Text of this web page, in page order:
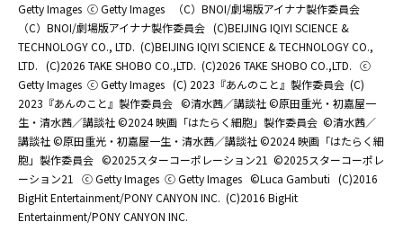
Getty Images ⓒ Getty Images
（C）BNOI/劇場版アイナナ製作委員会
（C）BNOI/劇場版アイナナ製作委員会 (C)BEIJING IQIYI SCIENCE &
TECHNOLOGY CO., LTD. (C)BEIJING IQIYI SCIENCE & TECHNOLOGY CO.,
LTD. (C)2026 TAKE SHOBO CO.,LTD. (C)2026 TAKE SHOBO CO.,LTD. ⓒ
Getty Images ⓒ Getty Images (C) 2023『あんのこと』製作委員会 (C)
2023『あんのこと』製作委員会 ©清水茜／講談社 ©原田重光・初嘉屋一
生・清水茜／講談社 ©2024 映画「はたらく細胞」製作委員会 ©清水茜／
講談社 ©原田重光・初嘉屋一生・清水茜／講談社 ©2024 映画「はたらく細
胞」製作委員会 ©2025スターコーポレーション21 ©2025スターコーポレ
ーション21 ⓒ Getty Images ⓒ Getty Images ©Luca Gambuti (C)2016
BigHit Entertainment/PONY CANYON INC. (C)2016 BigHit
Entertainment/PONY CANYON INC.